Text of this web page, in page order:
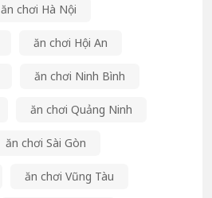
ăn chơi Hà Nội
ăn chơi Hội An
ăn chơi Ninh Bình
ăn chơi Quảng Ninh
ăn chơi Sài Gòn
ăn chơi Vũng Tàu